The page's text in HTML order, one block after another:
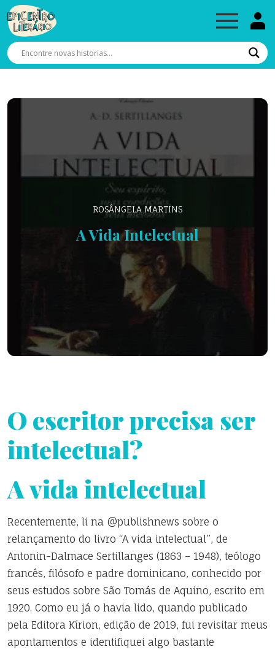
ROSÂNGELA MARTINS
A Vida Intelectual
O escritor precisa ser
intelectual?
A vida intelectual
Recentemente, li na @publishnews sobre o
relançamento do livro “A vida intelectual”, de
Antonin-Dalmace Sertillanges (1863 – 1948), teólogo
francês, filósofo e padre dominicano, conhecido por
seus estudos sobre São Tomás de Aquino, escrito em
1920. Como eu já o havia lido, quando publicado
pela Editora Kírion, edição de 2019, fui revisitar meus
apontamentos e identifiquei algo bastante